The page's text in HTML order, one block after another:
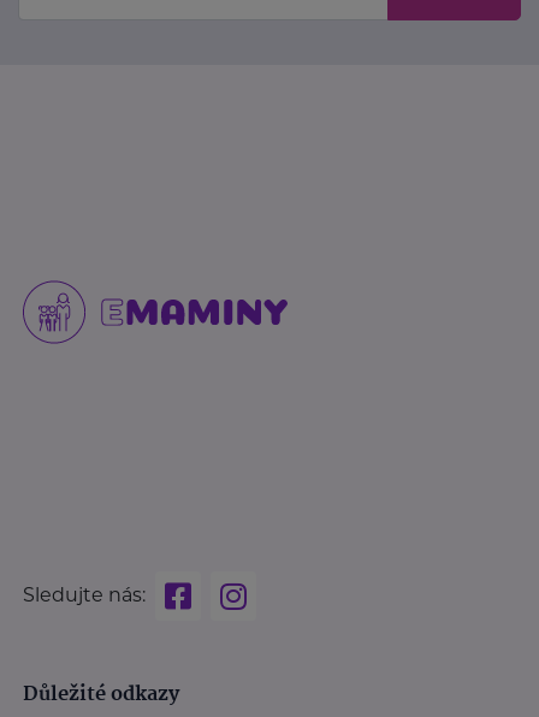
Sledujte nás:
Důležité odkazy